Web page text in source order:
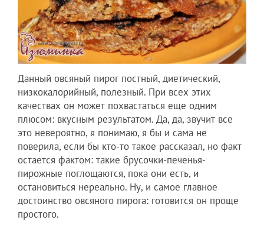
Данный овсяный пирог постный, диетический,
низкокалорийный, полезный. При всех этих
качествах он может похвастаться еще одним
плюсом: вкусным результатом. Да, да, звучит все
это невероятно, я понимаю, я бы и сама не
поверила, если бы кто-то такое рассказал, но факт
остается фактом: такие брусочки-печенья-
пирожные поглощаются, пока они есть, и
остановиться нереально. Ну, и самое главное
достоинство овсяного пирога: готовится он проще
простого.